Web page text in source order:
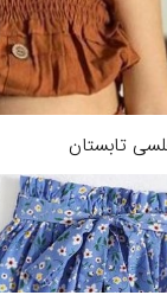
تابستان